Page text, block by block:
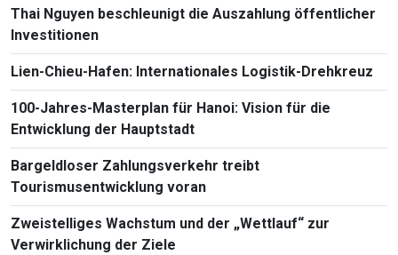
Thai Nguyen beschleunigt die Auszahlung öffentlicher
Investitionen
Lien-Chieu-Hafen: Internationales Logistik-Drehkreuz
100-Jahres-Masterplan für Hanoi: Vision für die
Entwicklung der Hauptstadt
Bargeldloser Zahlungsverkehr treibt
Tourismusentwicklung voran
Zweistelliges Wachstum und der „Wettlauf“ zur
Verwirklichung der Ziele